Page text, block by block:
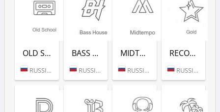
OLD SCHOOL (РАДИО РЕКОРД)
RUSSIA (MOSCOW)
BASS HOUSE (РАДИО РЕКОРД)
RUSSIA (MOSCOW)
MIDTEMPO (РАДИО РЕКОРД)
RUSSIA (MOSCOW)
RECORD GOLD (РАДИО РЕКОРД)
RUSSIA (MOSCOW)